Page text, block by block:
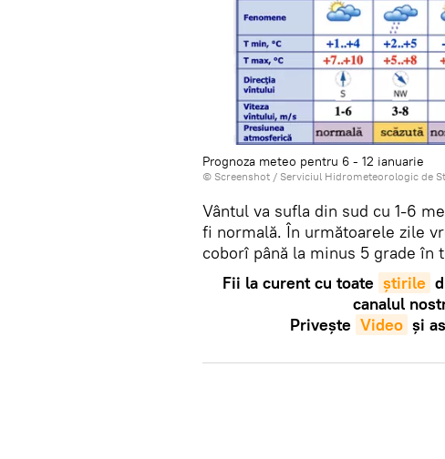
Prognoza meteo pentru 6 - 12 ianuarie
© Screenshot / Serviciul Hidrometeorologic de
Vântul va sufla din sud cu 1-6
fi normală. În următoarele zile
coborî până la minus 5 grade în
Fii la curent cu toate știrile
canalul
Privește Video și